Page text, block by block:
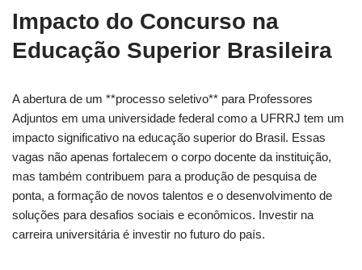
Impacto do Concurso na
Educação Superior Brasileira
A abertura de um **processo seletivo** para Professores
Adjuntos em uma universidade federal como a UFRRJ tem um
impacto significativo na educação superior do Brasil. Essas
vagas não apenas fortalecem o corpo docente da instituição,
mas também contribuem para a produção de pesquisa de
ponta, a formação de novos talentos e o desenvolvimento de
soluções para desafios sociais e econômicos. Investir na
carreira universitária é investir no futuro do país.